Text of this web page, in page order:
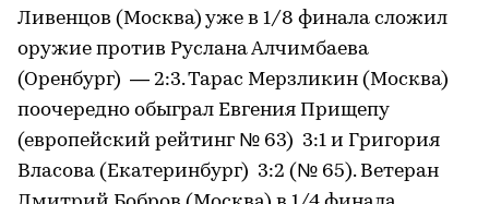
Ливенцов (Москва) уже в 1/8 финала сложил
оружие против Руслана Алчимбаева
(Оренбург) — 2:3. Тарас Мерзликин (Москва)
поочередно обыграл Евгения Прищепу
(европейский рейтинг № 63) 3:1 и Григория
Власова (Екатеринбург) 3:2 (№ 65). Ветеран